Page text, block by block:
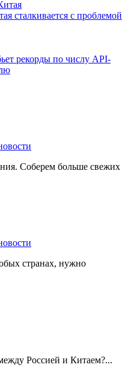
сталкивается с проблемой
рекорды по числу API-
Соберем больше свежих
странах, нужно
Россией и Китаем?...